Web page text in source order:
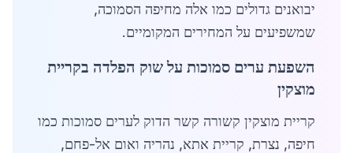
יבואנים גדולים כמו אלה מחיפה הסמוכה,
שמשפיעים על המחירים המקומיים.
השפעת ערים סמוכות על שוק הפלדה בקריית
מוצקין
קריית מוצקין קשורה קשר הדוק לערים סמוכות כמו
חיפה, נצרת, קריית אתא, נהריה ואום אל-פחם,